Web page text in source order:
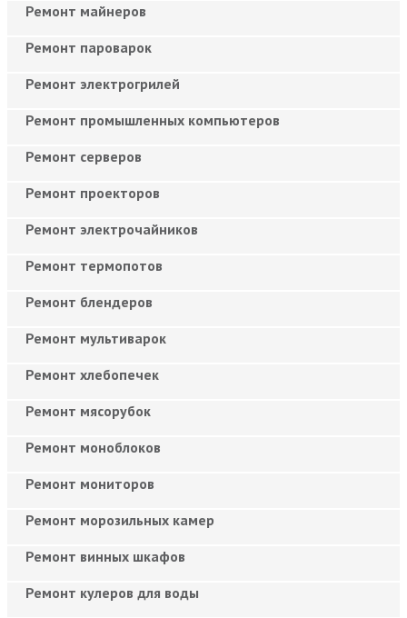
Ремонт майнеров
Ремонт пароварок
Ремонт электрогрилей
Ремонт промышленных компьютеров
Ремонт серверов
Ремонт проекторов
Ремонт электрочайников
Ремонт термопотов
Ремонт блендеров
Ремонт мультиварок
Ремонт хлебопечек
Ремонт мясорубок
Ремонт моноблоков
Ремонт мониторов
Ремонт морозильных камер
Ремонт винных шкафов
Ремонт кулеров для воды